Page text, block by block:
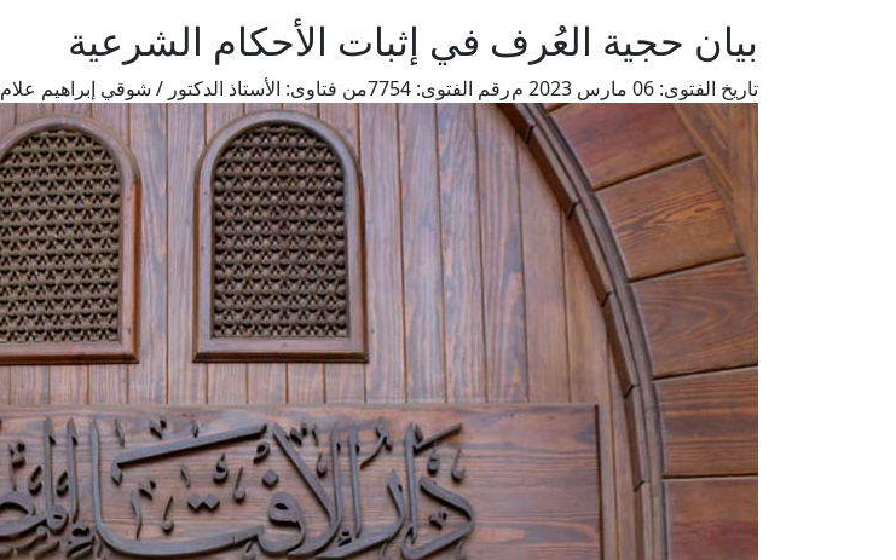
بيان حجية العُرف في إثبات الأحكام الشرعية
تاريخ الفتوى: رقم الفتوى: من فتاوى: الأستاذ الدكتور / شوقي إبراهيم علام